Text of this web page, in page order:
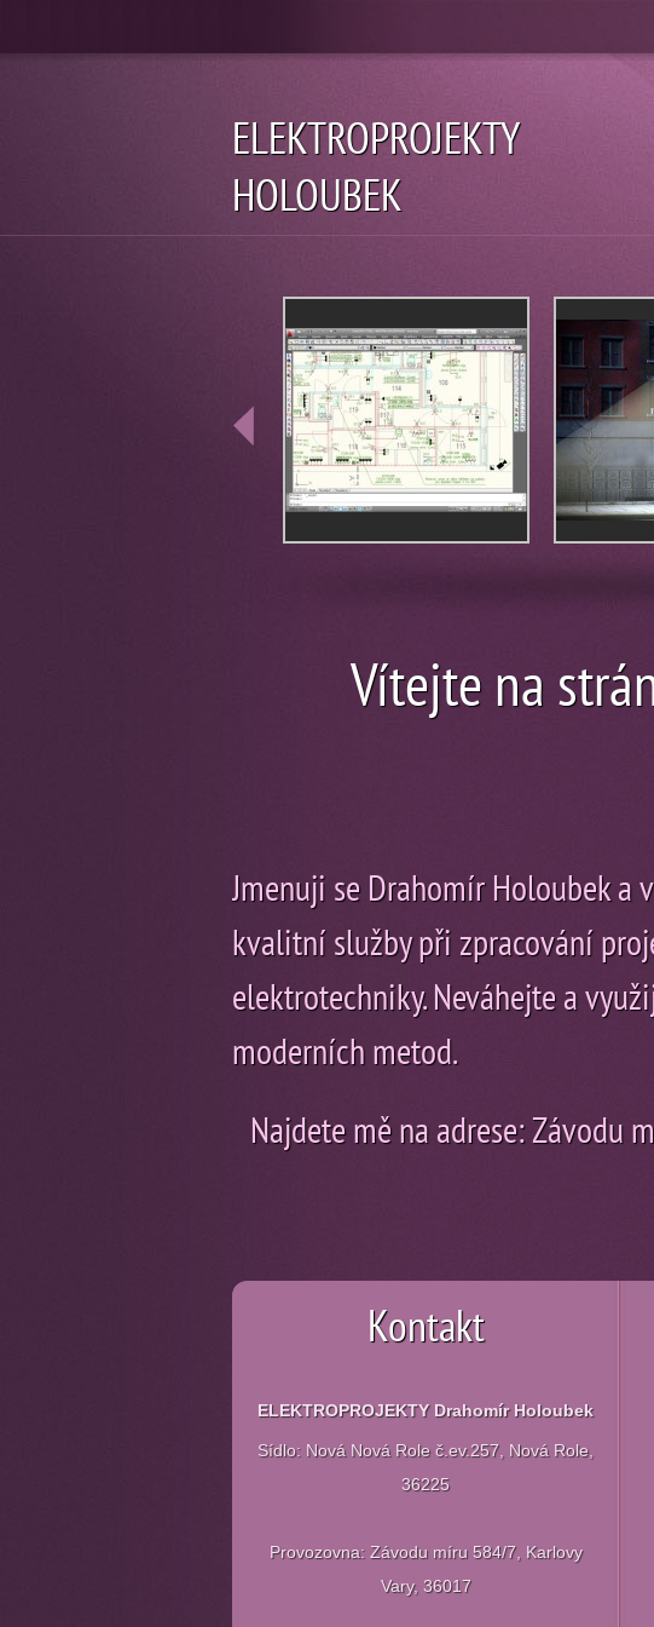
ELEKTROPROJEKTY
HOLOUBEK
Vítejte na
Jmenuji se Drahomír Holoubek a
kvalitní služby při zpracování
elektrotechniky. Neváhejte a
moderních metod.
Najdete mě na adrese: Závodu
Kontakt
ELEKTROPROJEKTY Drahomír Holoubek
Sídlo: Nová Nová Role č.ev.257, Nová Role,
36225
Provozovna: Závodu míru 584/7, Karlovy
Vary, 36017